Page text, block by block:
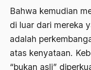
Bahwa kemudian
di luar dari mereka
adalah
atas kenyataan.
“bukan asli”
1992
1990
Adat dan Syari'at
Adat Ngada